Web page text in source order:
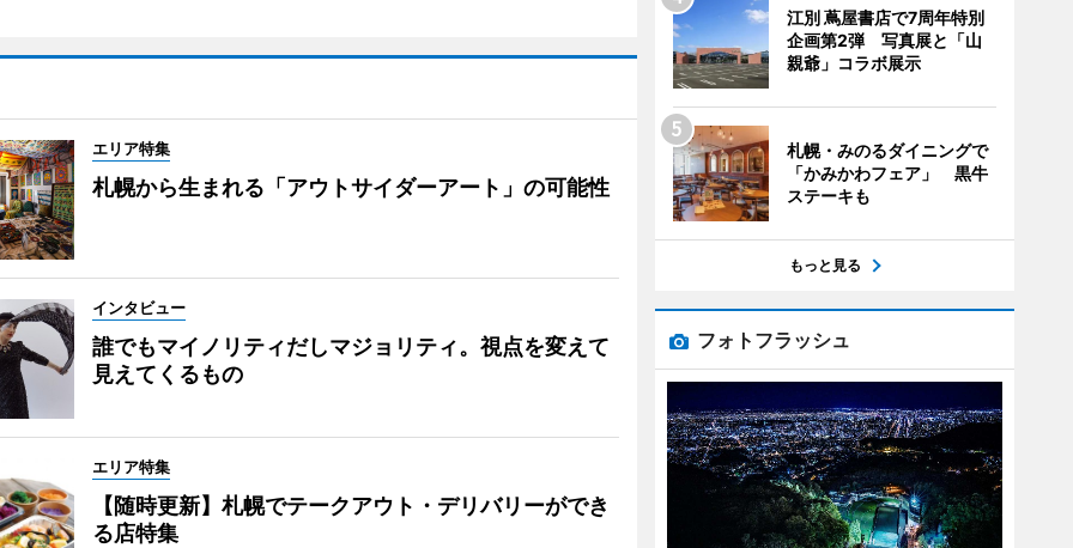
エリア特集
札幌から生まれる「アウトサイダーアート」の可能性
インタビュー
誰でもマイノリティだしマジョリティ。視点を変えて
見えてくるもの
エリア特集
【随時更新】札幌でテークアウト・デリバリーができ
る店特集
江別 蔦屋書店で7周年特別
企画第2弾 写真展と「山
親爺」コラボ展示
札幌・みのるダイニングで
「かみかわフェア」 黒牛
ステーキも
もっと見る
フォトフラッシュ